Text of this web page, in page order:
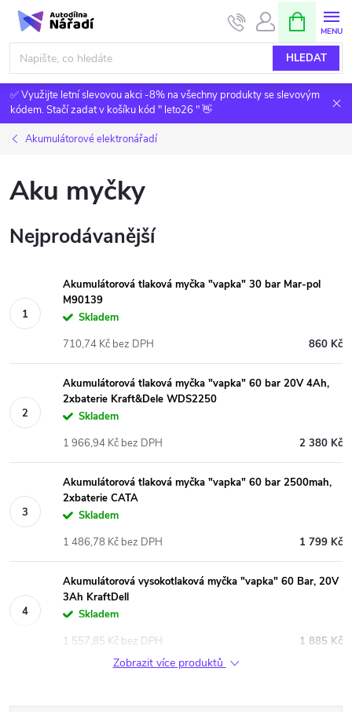
Přejít
obsah
HLEDAT
NÁKUPNÍ
KOŠÍK
✅ Využijte letní slevovou akci -8% na všechny produkty se slevovým
kódem. Stačí zadat v košíku kód " leto26 " 👋
Akumulátorové elektronářadí
Aku myčky
Nejprodávanější
Akumulátorová tlaková myčka "vapka" 30 bar Mar-pol
M90139
Skladem
860 Kč
710,74 Kč bez DPH
Akumulátorová tlaková myčka "vapka" 60 bar 20V 4Ah,
2xbaterie Kraft&Dele WDS2250
Skladem
2 380 Kč
1 966,94 Kč bez DPH
Akumulátorová tlaková myčka "vapka" 60 bar 2500mah,
2xbaterie CATA
Skladem
1 799 Kč
1 486,78 Kč bez DPH
Akumulátorová vysokotlaková myčka "vapka" 60 Bar, 20V
3Ah KraftDell
Skladem
1 885 Kč
1 557,85 Kč bez DPH
Zobrazit více produktů